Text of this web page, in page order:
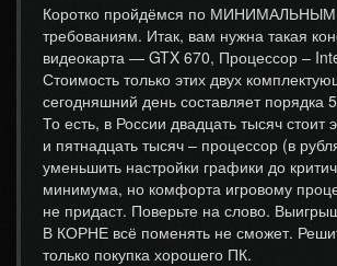
Коротко пройдёмся по МИНИМАЛЬНЫМ
требованиям. Итак, вам нужна такая
видеокарта — GTX 670, Процессор –
Стоимость только этих двух
сегодняшний день составляет порядка
То есть, в России двадцать тысяч стоит
и пятнадцать тысяч – процессор (в
уменьшить настройки графики до
минимума, но комфорта игровому
не придаст. Поверьте на слово.
В КОРНЕ всё поменять не сможет.
только покупка хорошего ПК.